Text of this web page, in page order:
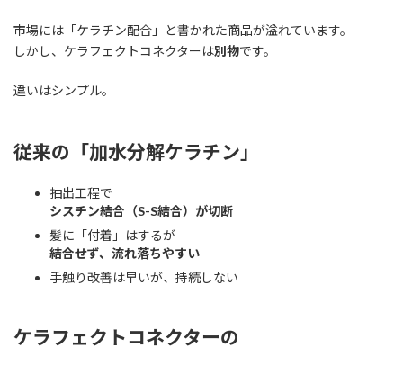
市場には「ケラチン配合」と書かれた商品が溢れています。
しかし、ケラフェクトコネクターは別物です。
違いはシンプル。
従来の「加水分解ケラチン」
抽出工程で
シスチン結合（S-S結合）が切断
髪に「付着」はするが
結合せず、流れ落ちやすい
手触り改善は早いが、持続しない
ケラフェクトコネクターの